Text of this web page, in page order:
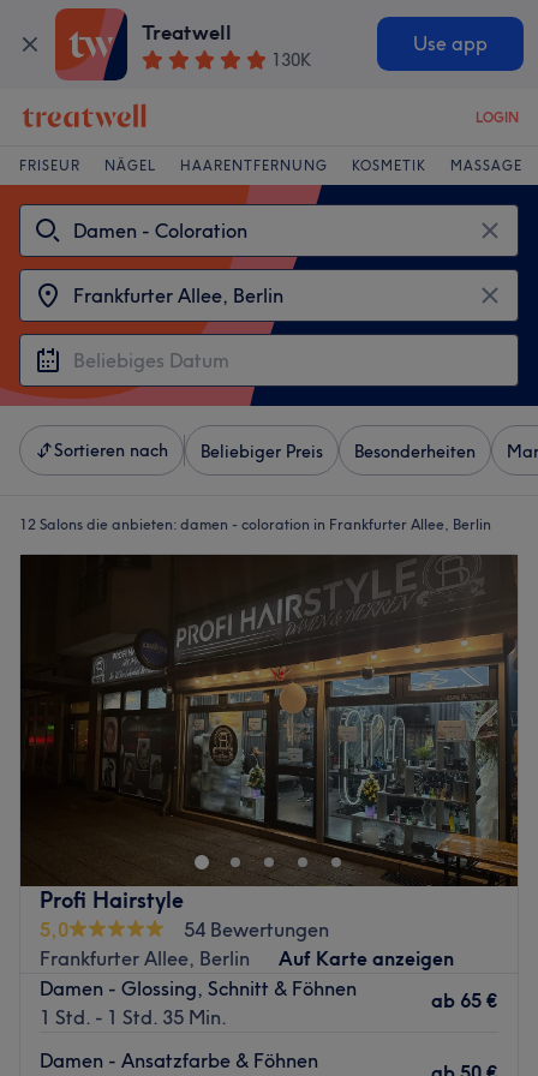
Treatwell
130K
Use app
LOGIN
FRISEUR NÄGEL HAARENTFERNUNG KOSMETIK MASSAGE
Sortieren nach Beliebiger Preis Besonderheiten
12 Salons die anbieten: damen - coloration in Frankfurter Allee, Berlin
Profi Hairstyle
5,0
54 Bewertungen
Frankfurter Allee, Berlin
Auf Karte anzeigen
Damen - Glossing, Schnitt & Föhnen
1 Std. - 1 Std. 35 Min.
ab 65 €
Damen - Ansatzfarbe & Föhnen